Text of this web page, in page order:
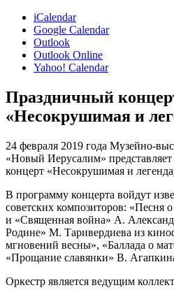
iCalendar
Google Calendar
Outlook
Outlook Online
Yahoo! Calendar
Праздничный
«Несокрушимая и
24 февраля 2019 года Музейно-
«Новый Иерусалим»
концерт «Несокрушимая и
В программу концерта войдут
советских композиторов: «Песня
и «Священная война» А.
Родине» М. Таривердиева из
мгновений весны», «Баллада о
«Прощание славянки» В.
Оркестр является ведущим